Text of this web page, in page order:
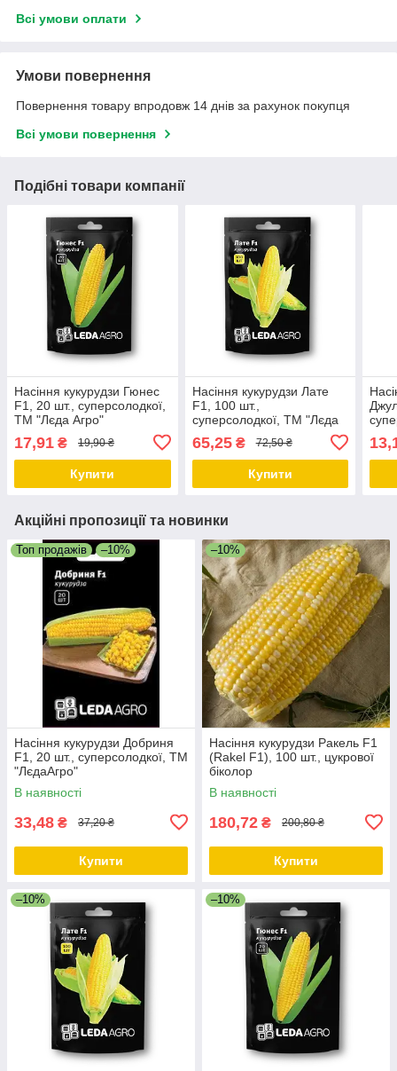
Всі умови оплати
Умови повернення
Повернення товару впродовж 14 днів за рахунок покупця
Всі умови повернення
Подібні товари компанії
Насіння кукурудзи Гюнес
F1, 20 шт., суперсолодкої,
ТМ "Лєда Агро"
17,91 ₴ 19,90 ₴
Купити
Насіння кукурудзи Лате
F1, 100 шт.,
суперсолодкої, ТМ "Лєда
65,25₴ 72,50 ₴
Купити
Акційні пропозиції та новинки
Топ продажів –10%
Насіння кукурудзи Добриня
F1, 20 шт., суперсолодкої, ТМ
"ЛєдаАгро"
В наявності
33,48 ₴ 37,20 ₴
Купити
–10%
Насіння кукурудзи Ракель F1
(Rakel F1), 100 шт., цукрової
біколор
В наявності
180,72 ₴ 200,80 ₴
Купити
–10% –10%